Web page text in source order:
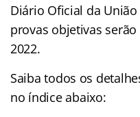
Diário Oficial da
provas objetivas
2022.
Saiba todos os
no índiceabaixo: